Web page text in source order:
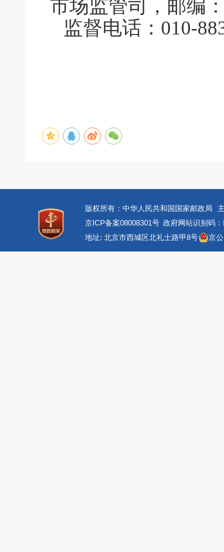
市场监管司，邮编
监督电话：010-
版权所有：中华人民共和国国家邮政局
京ICP备案08008301号 政府网站识别码
地址: 北京市西城区北礼士路甲8号
京